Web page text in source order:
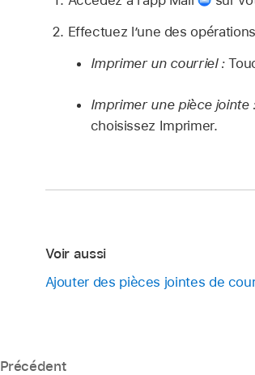
Effectuez l’une des
Imprimer un courriel :
Imprimer une pièce jointe
choisissez Imprimer.
Voir aussi
Ajouter des pièces jointes de
Précédent